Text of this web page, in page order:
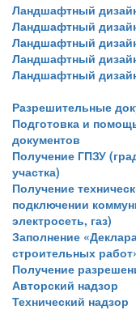
Современный
но не
Документы
Ландшафтный
Ландшафтный
Ландшафтный
Ландшафтный
Ландшафтный
Разрешительные
Подготовка и
документов
Получение ГПЗУ
участка)
Получение
подключении
электросеть, газ)
Заполнение
строительных
Получение
Авторский надзор
Технический надзор